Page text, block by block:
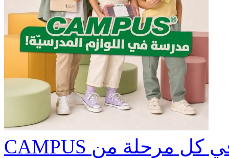
CAMPUS العلامة التجارية التي ترافقكم في كل مرحلة من